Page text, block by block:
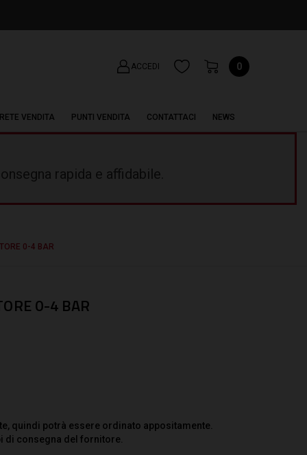
ACCEDI 0
RETE VENDITA PUNTI VENDITA CONTATTACI NEWS
rapida e affidabile.
0-4 BAR
0-4 BAR
quindi potrà essere ordinato appositamente.
di consegna del fornitore.